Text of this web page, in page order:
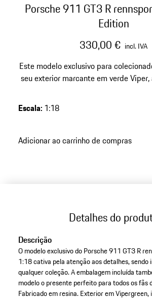
Porsche 911 GT3 R
Edition
330,00 € incl. IVA
Este modelo exclusivo para
seu exterior marcante em verde
peças – um destaque
Escala: 1:18
Adicionar ao carrinho de compras
Detalhes do
Descrição
O modelo exclusivo do Porsche 911 GT3 R
1:18 cativa pela atenção aos detalhes, sendo
qualquer coleção. A embalagem incluída
modelo o presente perfeito para todos os fãs
Fabricado em resina. Exterior em